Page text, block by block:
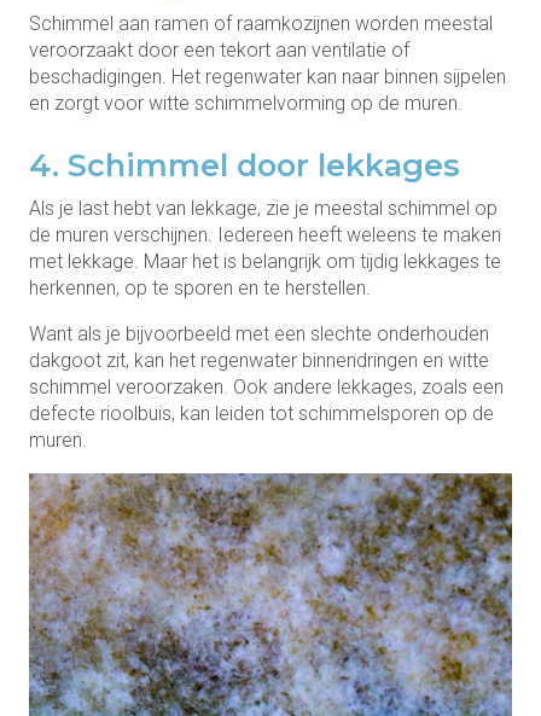
Schimmel aan ramen of raamkozijnen worden meestal
veroorzaakt door een tekort aan ventilatie of
beschadigingen. Het regenwater kan naar binnen sijpelen
en zorgt voor witte schimmelvorming op de muren.
4. Schimmel door lekkages
Als je last hebt van lekkage, zie je meestal schimmel op
de muren verschijnen. Iedereen heeft weleens te maken
met lekkage. Maar het is belangrijk om tijdig lekkages te
herkennen, op te sporen en te herstellen.
Want als je bijvoorbeeld met een slechte onderhouden
dakgoot zit, kan het regenwater binnendringen en witte
schimmel veroorzaken. Ook andere lekkages, zoals een
defecte rioolbuis, kan leiden tot schimmelsporen op de
muren.